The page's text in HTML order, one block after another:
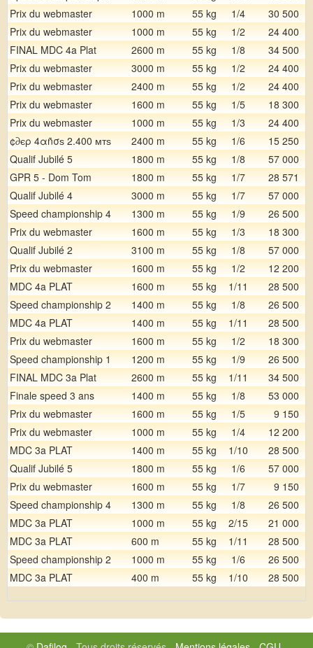
Prix du webmaster
1000 m 55 kg 1/4 30 500
Prix du webmaster
1000 m 55 kg 1/2 24 400
FINAL MDC 4a Plat
2600 m 55 kg 1/8 34 500
Prix du webmaster
3000 m 55 kg 1/2 24 400
Prix du webmaster
2400 m 55 kg 1/2 24 400
Prix du webmaster
1600 m 55 kg 1/5 18 300
Prix du webmaster
1000 m 55 kg 1/3 24 400
¢∂єρ 4αñσѕ 2.400 мтѕ
2400 m 55 kg 1/6 15 250
Qualif Jubilé 5
1800 m 55 kg 1/8 57 000
GPR 5 - Dom Tom
1800 m 55 kg 1/7 28 571
Qualif Jubilé 4
3000 m 55 kg 1/7 57 000
Speed championship 4
1300 m 55 kg 1/9 26 500
Prix du webmaster
1600 m 55 kg 1/3 18 300
Qualif Jubilé 2
3100 m 55 kg 1/8 57 000
Prix du webmaster
1600 m 55 kg 1/2 12 200
MDC 4a PLAT
1600 m 55 kg 1/11 28 500
Speed championship 2
1400 m 55 kg 1/8 26 500
MDC 4a PLAT
1400 m 55 kg 1/11 28 500
Prix du webmaster
1600 m 55 kg 1/2 18 300
Speed championship 1
1200 m 55 kg 1/9 26 500
FINAL MDC 3a Plat
2600 m 55 kg 1/11 34 500
Finale speed 3 ans
1400 m 55 kg 1/8 53 000
Prix du webmaster
1600 m 55 kg 1/5 9 150
Prix du webmaster
1000 m 55 kg 1/4 12 200
MDC 3a PLAT
1400 m 55 kg 1/10 28 500
Qualif Jubilé 5
1800 m 55 kg 1/6 57 000
Prix du webmaster
1600 m 55 kg 1/7 9 150
Speed championship 4
1300 m 55 kg 1/8 26 500
MDC 3a PLAT
1000 m 55 kg 2/15 21 000
MDC 3a PLAT
600 m 55 kg 1/11 28 500
Speed championship 2
1000 m 55 kg 1/6 26 500
MDC 3a PLAT
400 m 55 kg 1/10 28 500